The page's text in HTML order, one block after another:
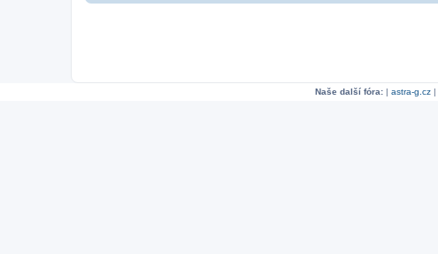
Naše další fóra:| astra-g.cz|